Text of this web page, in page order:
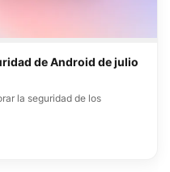
de Android de julio
la seguridad de los